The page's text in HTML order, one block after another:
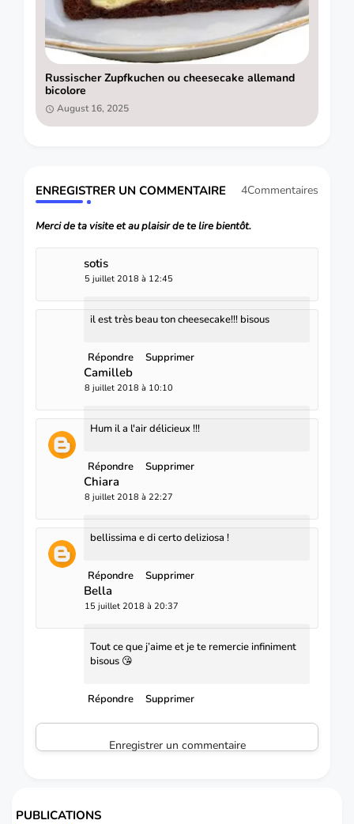
Russischer Zupfkuchen ou cheesecake allemand
bicolore
August 16, 2025
ENREGISTRER UN COMMENTAIRE 4Commentaires
Merci de ta visite et au plaisir de te lire bientôt.
sotis
5 juillet 2018 à 12:45
il est très beau ton cheesecake!!! bisous
Répondre Supprimer
Camilleb
8 juillet 2018 à 10:10
Hum il a l'air délicieux !!!
Répondre Supprimer
Chiara
8 juillet 2018 à 22:27
bellissima e di certo deliziosa !
Répondre Supprimer
Bella
15 juillet 2018 à 20:37
Tout ce que j’aime et je te remercie infiniment
bisous 😘
Répondre Supprimer
Enregistrer un commentaire
PUBLICATIONS